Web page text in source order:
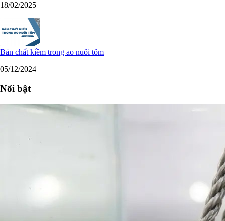
18/02/2025
Bản chất kiềm trong ao nuôi tôm
05/12/2024
Nổi bật